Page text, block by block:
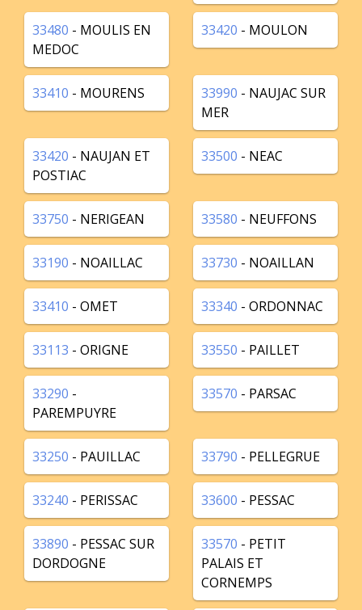
33480 - MOULIS EN
MEDOC
33420 - MOULON
33410 - MOURENS 33990 - NAUJAC SUR
MER
33420 - NAUJAN ET
POSTIAC
33500 - NEAC
33750 - NERIGEAN 33580 - NEUFFONS
33190 - NOAILLAC 33730 - NOAILLAN
33410 - OMET 33340 - ORDONNAC
33113 - ORIGNE 33550 - PAILLET
33290 -
PAREMPUYRE
33570 - PARSAC
33250 - PAUILLAC 33790 - PELLEGRUE
33240 - PERISSAC 33600 - PESSAC
33890 - PESSAC SUR
DORDOGNE
33570 - PETIT
PALAIS ET
CORNEMPS